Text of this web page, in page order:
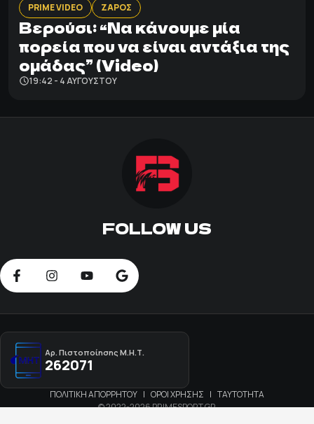
PRIME VIDEO ΖΑΡΟΣ
Βερούσι: “Να κάνουμε μία
πορεία που να είναι αντάξια της
ομάδας” (Video)
19:42 - 4 ΑΥΓΟΎΣΤΟΥ
FOLLOW US
Αρ. Πιστοποίησης Μ.Η.Τ.
262071
ΠΟΛΙΤΙΚΗ ΑΠΟΡΡΗΤΟΥ | ΟΡΟΙ ΧΡΗΣΗΣ | ΤΑΥΤΟΤΗΤΑ
© 2022-2026 PRIMESPORT.GR